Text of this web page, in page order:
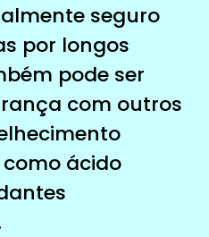
seguro
por longos
pode ser
com outros
ácido